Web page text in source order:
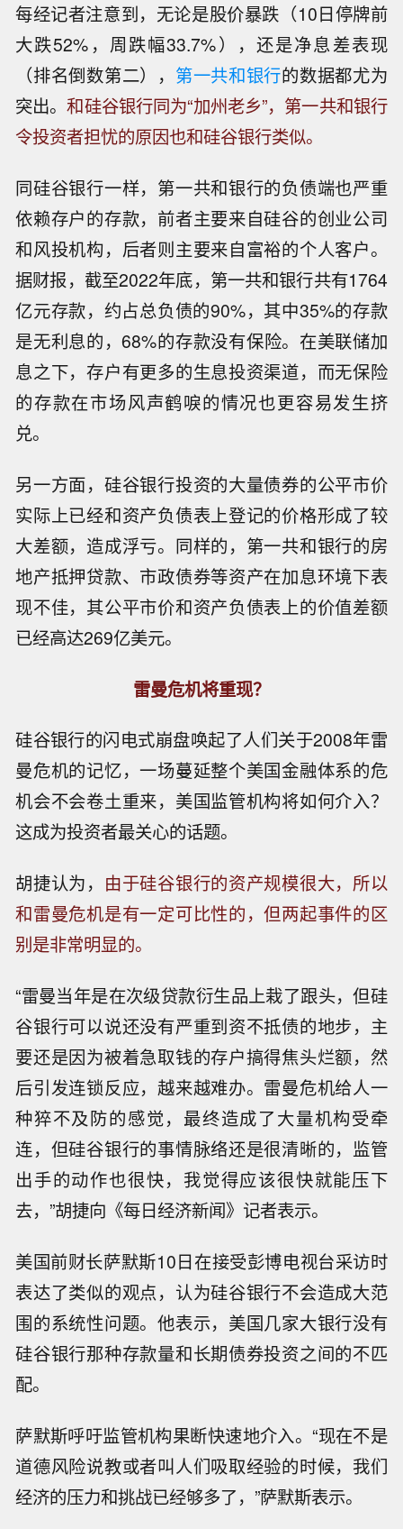
每经记者注意到，无论是股价暴跌（10日停牌前
大跌52%，周跌幅33.7%），还是净息差表现
（排名倒数第二）， 第一共和银行的数据都尤为
突出。和硅谷银行同为“加州老乡”，第一共和银行
令投资者担忧的原因也和硅谷银行类似。
同硅谷银行一样，第一共和银行的负债端也严重
依赖存户的存款，前者主要来自硅谷的创业公司
和风投机构，后者则主要来自富裕的个人客户。
据财报，截至2022年底，第一共和银行共有1764
亿元存款，约占总负债的90%，其中35%的存款
是无利息的，68%的存款没有保险。在美联储加
息之下，存户有更多的生息投资渠道，而无保险
的存款在市场风声鹤唳的情况也更容易发生挤
兑。
另一方面，硅谷银行投资的大量债券的公平市价
实际上已经和资产负债表上登记的价格形成了较
大差额，造成浮亏。同样的，第一共和银行的房
地产抵押贷款、市政债券等资产在加息环境下表
现不佳，其公平市价和资产负债表上的价值差额
已经高达269亿美元。
雷曼危机将重现？
硅谷银行的闪电式崩盘唤起了人们关于2008年雷
曼危机的记忆，一场蔓延整个美国金融体系的危
机会不会卷土重来，美国监管机构将如何介入？
这成为投资者最关心的话题。
胡捷认为， 由于硅谷银行的资产规模很大，所以
和雷曼危机是有一定可比性的，但两起事件的区
别是非常明显的。
“雷曼当年是在次级贷款衍生品上栽了跟头，但硅
谷银行可以说还没有严重到资不抵债的地步，主
要还是因为被着急取钱的存户搞得焦头烂额，然
后引发连锁反应，越来越难办。雷曼危机给人一
种猝不及防的感觉，最终造成了大量机构受牵
连，但硅谷银行的事情脉络还是很清晰的，监管
出手的动作也很快，我觉得应该很快就能压下
去，”胡捷向《每日经济新闻》记者表示。
美国前财长萨默斯10日在接受彭博电视台采访时
表达了类似的观点，认为硅谷银行不会造成大范
围的系统性问题。他表示，美国几家大银行没有
硅谷银行那种存款量和长期债券投资之间的不匹
配。
萨默斯呼吁监管机构果断快速地介入。“现在不是
道德风险说教或者叫人们吸取经验的时候，我们
经济的压力和挑战已经够多了，”萨默斯表示。